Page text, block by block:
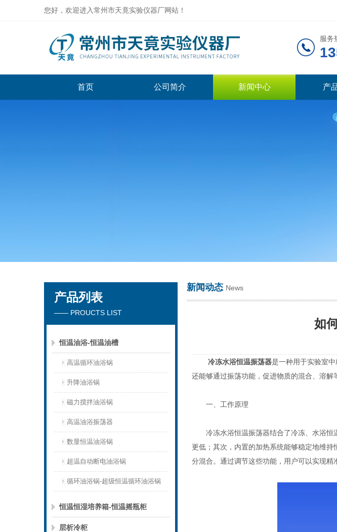
您好，欢迎进入常州市天竟实验仪器厂网站！
服务
首页 公司简介 新闻中心 产
产品列表
—— PROUCTS LIST
恒温油浴-恒温油槽
高温循环油浴锅
升降油浴锅
磁力搅拌油浴锅
高温油浴振荡器
数显恒温油浴锅
超温自动断电油浴锅
循环油浴锅-超级恒温循环油浴锅
恒温恒湿培养箱-恒温摇瓶柜
层析冷柜
新闻动态 News
如
冷冻水浴恒温振荡器是一种用于实验室
还能够通过振荡功能，促进物质的混合、溶解
一、工作原理
冷冻水浴恒温振荡器结合了冷冻、水浴恒
更低；其次，内置的加热系统能够稳定地维
分混合。通过调节这些功能，用户可以实现精